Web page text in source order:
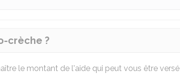
crèche ?
le montant de l'aide qui peut vous être versé